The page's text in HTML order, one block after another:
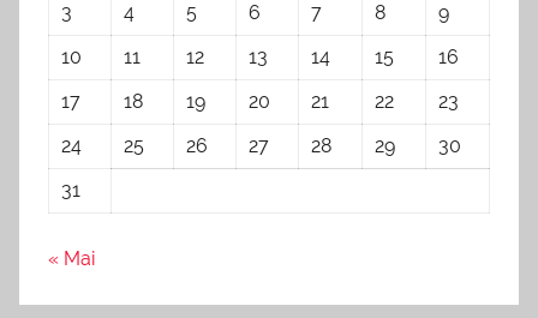
3
4 5 6 7 8
9
10
11 12 13 14 15
16
17
18 19 20 21 22
23
24
25 26 27 28 29
30
31
« Mai